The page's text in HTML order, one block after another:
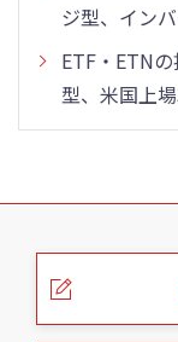
ジ型、イン
ETF・ETN
型、米国上
こ